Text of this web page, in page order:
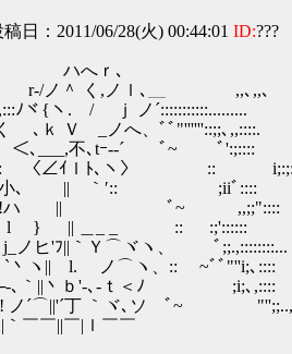
日：2011/06/28(火) 00:44:01 ID:???
､
,ノｌ､＿ ,,､
. / ｊ ノ
Ｖ _ノへ、ﾞﾞ
､tｰ-‐´ ﾞ~ ﾞ':;::::
ﾄ､ヽ〉 ::
′:: ;iiﾞ:::: 从ﾟ
~ ,,;;":::: ,,､,,､
_ :: :;':::::: と{ﾆ
'ﾌ||｀Ｙ⌒ヾヽ、 ﾞ
l. ノ⌒ヽ、:: ~ﾞﾞ"''i;
ｂ'-､‐ｔ＜ﾉ ;i;､,::::
丁 ｀ヾ､ソ
|ｌ￣￣